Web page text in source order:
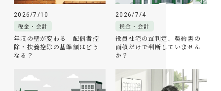
2026/7/10
税金・会計
年収の壁が変わる 配偶者控
除・扶養控除の基準額はどう
なる？
2026/7/4
税金・会計
役員社宅の㎡判定、契約書の
面積だけで判断していません
か？